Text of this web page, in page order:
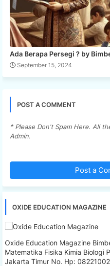
Ada Berapa Persegi ? by
September 15, 2024
POST A COMMENT
* Please Don't Spam Here. All
Admin.
Post a
OXIDE EDUCATION MAGAZINE
Oxide Education Magazine
Matematika Fisika Kimia Biologi
Jakarta Timur No. Hp: